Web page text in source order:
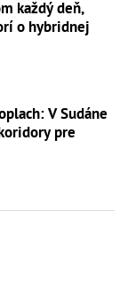
každý deň,
o hybridnej
V Sudáne
pre